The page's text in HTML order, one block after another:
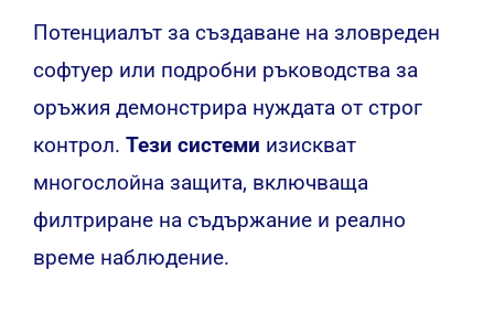
Потенциалът за създаване на зловреден
софтуер или подробни ръководства за
оръжия демонстрира нуждата от строг
контрол. Тези системи изискват
многослойна защита, включваща
филтриране на съдържание и реално
време наблюдение.